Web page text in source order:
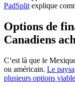
PadSplit explique
Options de
Canadiens
C’est là que le
ou américain. Le
plusieurs options